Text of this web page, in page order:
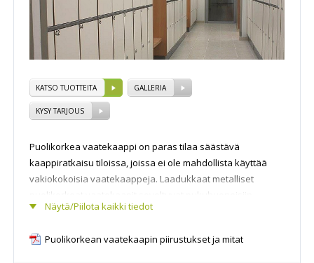
KATSO TUOTTEITA GALLERIA
KYSY TARJOUS
Näytä/Piilota kaikki tiedot
Puolikorkea vaatekaappi on paras tilaa säästävä
kaappiratkaisu tiloissa, joissa ei ole mahdollista käyttää
vakiokokoisia vaatekaappeja. Laadukkaat metalliset
puolikorkeat vaatekaapit soveltuvat pukuhuoneisiin,
liikuntahalleihin, kouluihin tai tuotanto- ja työtiloihin.
polttomaalattua terästä. Erikoistilauksesta on ovet
Puolikorkean vaatekaapin piirustukset ja mitat